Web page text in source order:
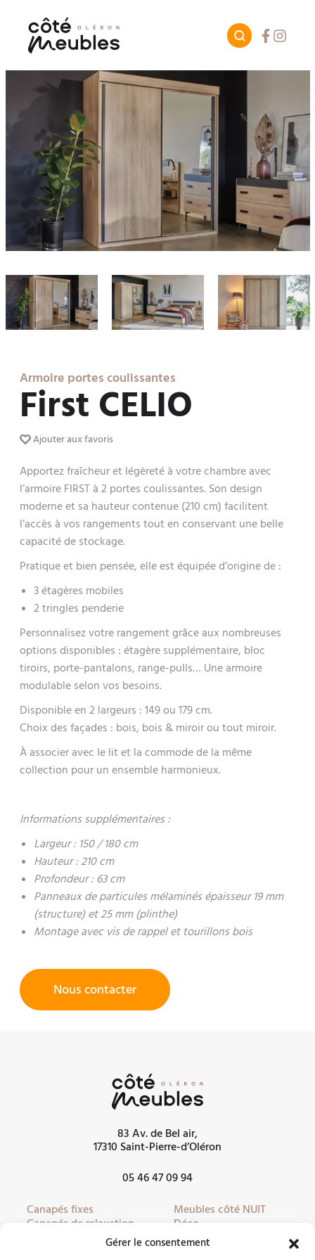
Gérer le consentement
Facebook
Armoire portes coulissantes
First CELIO
Ajouter aux favoris
Apportez fraîcheur et légèreté à votre chambre avec
l’armoire FIRST à 2 portes coulissantes. Son design
moderne et sa hauteur contenue (210 cm) facilitent
l’accès à vos rangements tout en conservant une belle
capacité de stockage.
Pratique et bien pensée, elle est équipée d’origine de :
3 étagères mobiles
2 tringles penderie
Personnalisez votre rangement grâce aux nombreuses
options disponibles : étagère supplémentaire, bloc
tiroirs, porte-pantalons, range-pulls… Une armoire
modulable selon vos besoins.
Disponible en 2 largeurs : 149 ou 179 cm.
Choix des façades : bois, bois & miroir ou tout miroir.
À associer avec le lit et la commode de la même
collection pour un ensemble harmonieux.
Informations supplémentaires :
Largeur : 150 / 180 cm
Hauteur : 210 cm
Profondeur : 63 cm
Panneaux de particules mélaminés épaisseur 19 mm
(structure) et 25 mm (plinthe)
Montage avec vis de rappel et tourillons bois
Nous contacter
83 Av. de Bel air,
17310 Saint-Pierre-d’Oléron
05 46 47 09 94
Canapés fixes
Canapés de relaxation
Canapés convertibles
Meubles côté NUIT
Déco
Literie